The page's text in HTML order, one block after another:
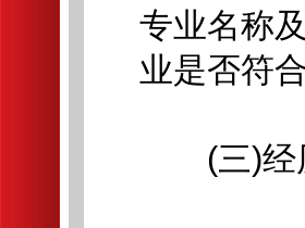
专业名称
业是否符
(三)经